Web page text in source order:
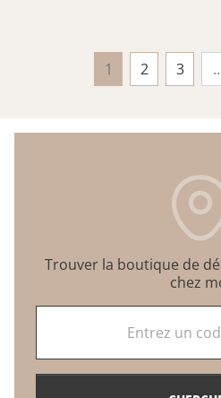
1 2 3
Trouver la boutique de
chez